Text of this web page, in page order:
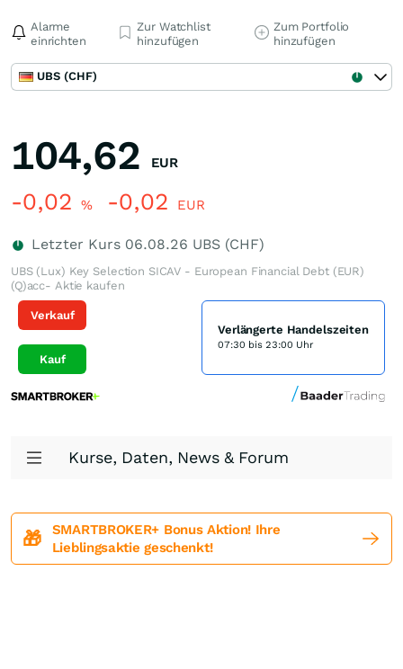
Alarme
einrichten
Zur Watchlist
hinzufügen
Zum Portfolio
hinzufügen
UBS (CHF)
104,62 EUR
-0,02 % -0,02 EUR
Letzter Kurs 06.08.26 UBS (CHF)
UBS (Lux) Key Selection SICAV - European Financial Debt (EUR)
(Q)acc- Aktie kaufen
Verkauf
Kauf
Verlängerte Handelszeiten
07:30 bis 23:00 Uhr
Kurse, Daten, News & Forum
🎁
SMARTBROKER+ Bonus Aktion! Ihre
Lieblingsaktie geschenkt!